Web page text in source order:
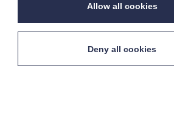
LINKEDIN
Allow all cookies
Deny all cookies